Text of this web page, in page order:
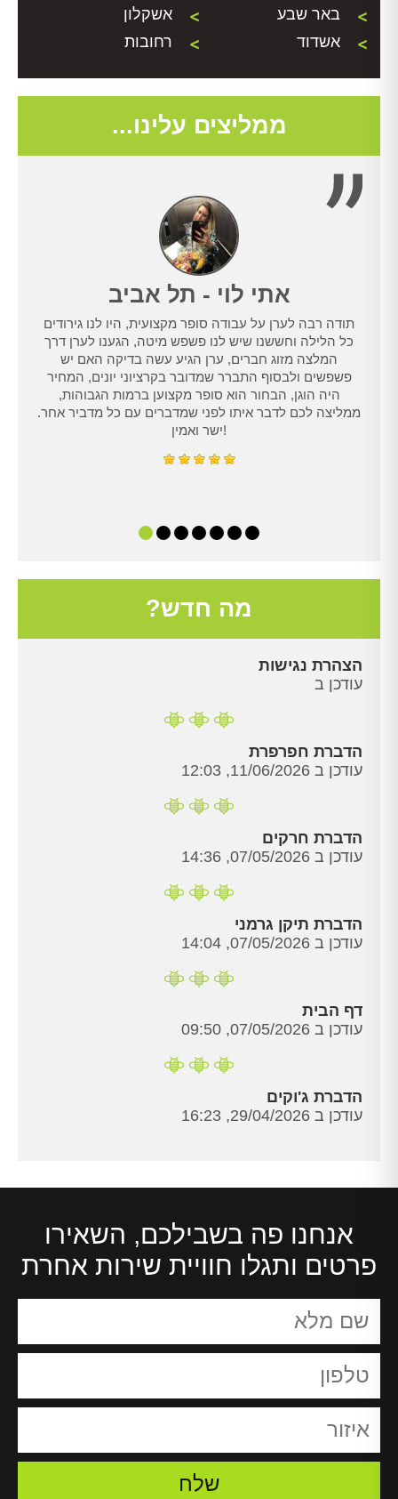
באר שבע
אשקלון
אשדוד
רחובות
ממליצים עלינו...
אתי לוי - תל אביב
תודה רבה לערן על עבודה סופר מקצועית, היו לנו גירודים
כל הלילה וחששנו שיש לנו פשפש מיטה, הגענו לערן דרך
המלצה מזוג חברים, ערן הגיע עשה בדיקה האם יש
פשפשים ולבסוף התברר שמדובר בקרציוני יונים, המחיר
היה הוגן, הבחור הוא סופר מקצוען ברמות הגבוהות,
ממליצה לכם לדבר איתו לפני שמדברים עם כל מדביר אחר.
ישר ואמין!
מה חדש?
הצהרת נגישות
עודכן ב
הדברת חפרפרת
עודכן ב 11/06/2026, 12:03
הדברת חרקים
עודכן ב 07/05/2026, 14:36
הדברת תיקן גרמני
עודכן ב 07/05/2026, 14:04
דף הבית
עודכן ב 07/05/2026, 09:50
הדברת ג'וקים
עודכן ב 29/04/2026, 16:23
אנחנו פה בשבילכם, השאירו
פרטים ותגלו חוויית שירות אחרת